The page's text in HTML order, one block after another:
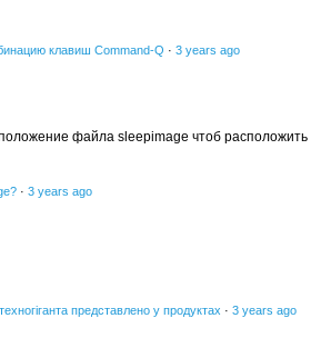
клавиш Command-Q · 3 years ago
файла sleepimage чтоб расположить
· 3 years ago
представлено у продуктах · 3 years ago